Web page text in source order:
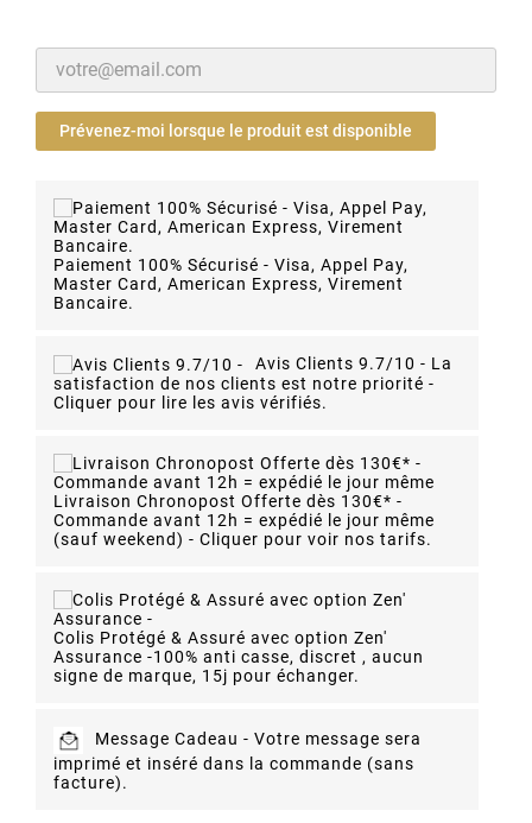
Prévenez-moi lorsque le produit est disponible
Paiement 100% Sécurisé - Visa, Appel Pay,
Master Card, American Express, Virement
Bancaire.
Avis Clients 9.7/10 - La
satisfaction de nos clients est notre priorité -
Cliquer pour lire les avis vérifiés.
Livraison Chronopost Offerte dès 130€* -
Commande avant 12h = expédié le jour même
(sauf weekend) - Cliquer pour voir nos tarifs.
Colis Protégé & Assuré avec option Zen'
Assurance -100% anti casse, discret , aucun
signe de marque, 15j pour échanger.
Message Cadeau - Votre message sera
imprimé et inséré dans la commande (sans
facture).